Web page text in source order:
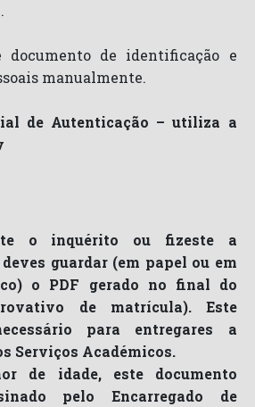
.
de identificação e
manualmente.
de Autenticação – utiliza a
o inquérito ou fizeste a
guardar (em papel ou em
o PDF gerado no final do
de matrícula). Este
para entregares a
Serviços Académicos.
de idade, este documento
pelo Encarregado de